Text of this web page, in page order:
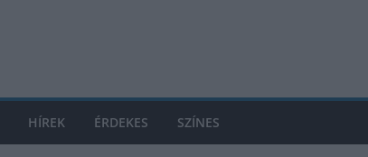
HÍREK ÉRDEKES SZÍNES